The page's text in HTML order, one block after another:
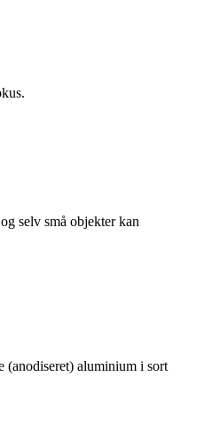
selv små objekter kan
(anodiseret) aluminium i sort